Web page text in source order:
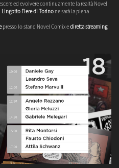
ed evolvere continuamente la realtà Novel
Lingotto Fiere di Torino ne sarà la piena
presso lo stand Novel Comix ediretta streaming